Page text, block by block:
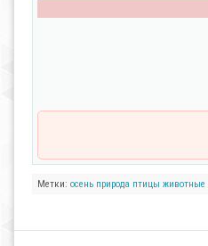
Метки: осень природа птицы животные